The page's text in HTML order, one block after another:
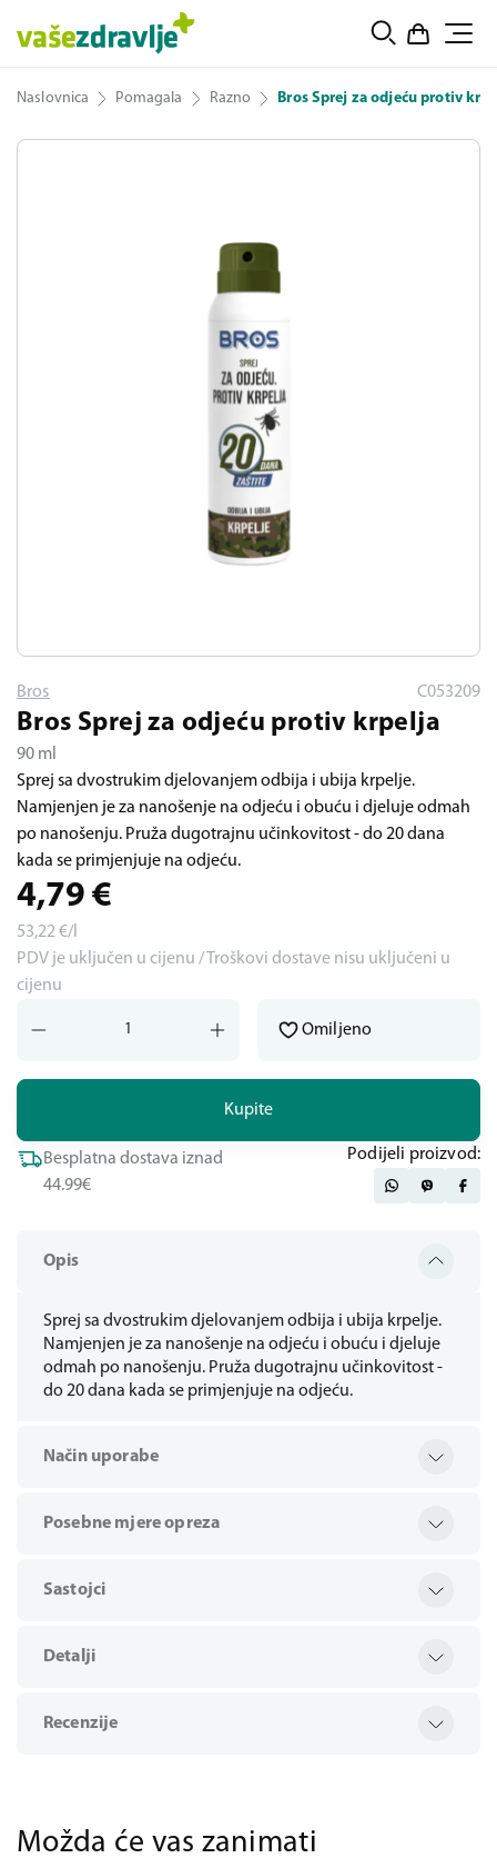
Naslovnica Pomagala Razno Bros Sprej za odjeću protiv
Opis
Sprej sa dvostrukim djelovanjem odbija i ubija krpelje.
Namjenjen je za nanošenje na odjeću i obuću i djeluje
odmah po nanošenju. Pruža dugotrajnu učinkovitost -
do 20 dana kada se primjenjuje na odjeću.
Način uporabe
Posebne mjere opreza
Sastojci
Detalji
Recenzije
Bros C053209
Bros Sprej za odjeću protiv krpelja
90 ml
Sprej sa dvostrukim djelovanjem odbija i ubija krpelje.
Namjenjen je za nanošenje na odjeću i obuću i djeluje odmah
po nanošenju. Pruža dugotrajnu učinkovitost - do 20 dana
kada se primjenjuje na odjeću.
4,79 €
53,22€/l
PDV je uključen u cijenu / Troškovi dostave nisu uključeni u
cijenu
Kupite
Omiljeno
Besplatna dostava iznad
44.99€
Podijeli proizvod:
Možda će vas zanimati